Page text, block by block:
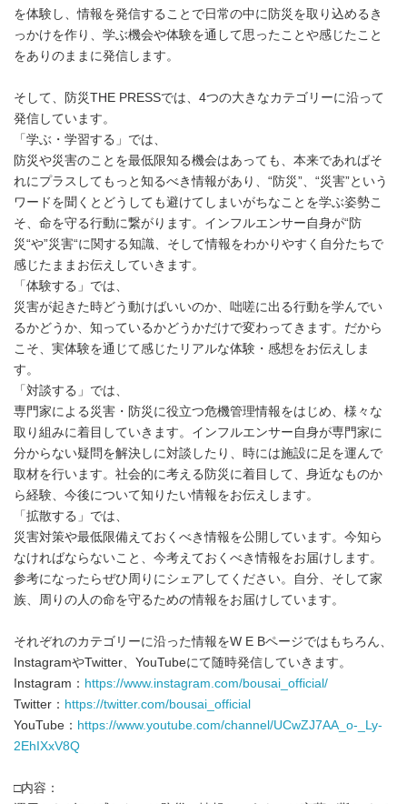
を体験し、情報を発信することで日常の中に防災を取り込めるき
っかけを作り、学ぶ機会や体験を通して思ったことや感じたこと
をありのままに発信します。
そして、防災THE PRESSでは、4つの大きなカテゴリーに沿って
発信しています。
「学ぶ・学習する」では、
防災や災害のことを最低限知る機会はあっても、本来であればそ
れにプラスしてもっと知るべき情報があり、“防災”、“災害”という
ワードを聞くとどうしても避けてしまいがちなことを学ぶ姿勢こ
そ、命を守る行動に繋がります。インフルエンサー自身が“防
災“や”災害“に関する知識、そして情報をわかりやすく自分たちで
感じたままお伝えしていきます。
「体験する」では、
災害が起きた時どう動けばいいのか、咄嗟に出る行動を学んでい
るかどうか、知っているかどうかだけで変わってきます。だから
こそ、実体験を通じて感じたリアルな体験・感想をお伝えしま
す。
「対談する」では、
専門家による災害・防災に役立つ危機管理情報をはじめ、様々な
取り組みに着目していきます。インフルエンサー自身が専門家に
分からない疑問を解決しに対談したり、時には施設に足を運んで
取材を行います。社会的に考える防災に着目して、身近なものか
ら経験、今後について知りたい情報をお伝えします。
「拡散する」では、
災害対策や最低限備えておくべき情報を公開しています。今知ら
なければならないこと、今考えておくべき情報をお届けします。
参考になったらぜひ周りにシェアしてください。自分、そして家
族、周りの人の命を守るための情報をお届けしています。
それぞれのカテゴリーに沿った情報をW E Bページではもちろん、
InstagramやTwitter、YouTubeにて随時発信していきます。
Instagram： https://www.instagram.com/bousai_official/
Twitter： https://twitter.com/bousai_official
YouTube： https://www.youtube.com/channel/UCwZJ7AA_o-_Ly-
2EhIXxV8Q
□内容：